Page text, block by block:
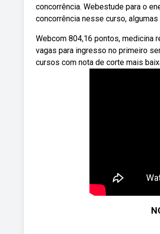
concorrência. Webestude para o
concorrência nesse curso,
Webcom 804,16 pontos, medicina
vagas para ingresso no primeiro
cursos com nota de corte mais